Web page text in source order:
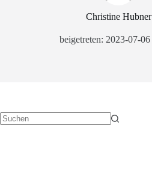
Christine Hubner
beigetreten: 2023-07-06